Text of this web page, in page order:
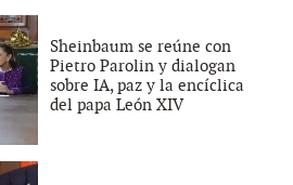
Sheinbaum se reúne con
Pietro Parolin y dialogan
sobre IA, paz y la encíclica
del papa León XIV